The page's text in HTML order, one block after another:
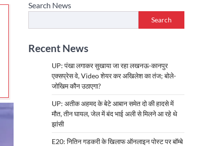
Search News
Search
Recent News
UP: पंखा लगाकर सुखाया जा रहा लखनऊ-कानपुर
एक्सप्रेस वे, Video शेयर कर अखिलेश का तंज; बोले-
जोखिम कौन उठाएगा?
UP: अतीक अहमद के बेटे आबान समेत दो की हादसे में
मौत, तीन घायल, जेल में बंद भाई अली से मिलने आ रहे थे
झांसी
E20: नितिन गडकरी के खिलाफ ऑनलाइन पोस्ट पर बॉम्बे